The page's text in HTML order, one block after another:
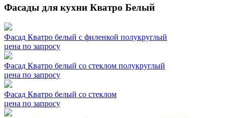
Фасады для кухни Кватро Белый
Фасад Кватро белый с филенкой полукруглый
цена по запросу
Фасад Кватро белый со стеклом полукруглый
цена по запросу
Фасад Кватро белый со стеклом
цена по запросу